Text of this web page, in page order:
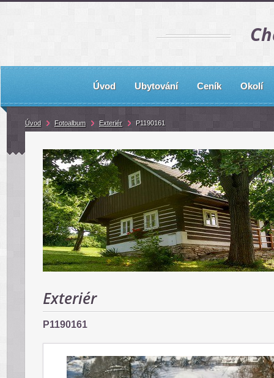
Úvod Ubytování Ceník Okolí
Úvod Fotoalbum Exteriér P1190161
Exteriér
P1190161